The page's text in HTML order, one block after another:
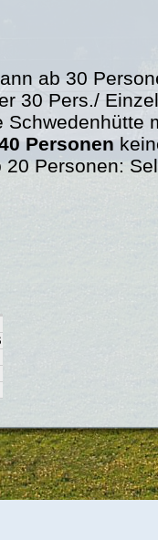
ab 30
30 Pers./
Schwedenhütte
Personen
20 Personen: